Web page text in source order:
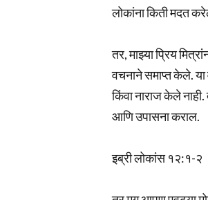
लोकांना किती मदत
तर, माझ्या प्रिय
वचनाने समाप्त केले. या
किंवा नाराज केले
आणि उपासना कराल.
इब्री लोकांस १२:१-२